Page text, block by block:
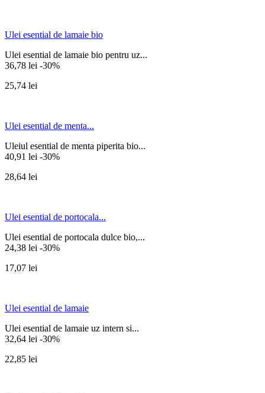
Ulei esential de lamaie bio
Ulei esential de lamaie bio pentru uz...
36,78 lei -30%
25,74 lei
Ulei esential de menta...
Uleiul esential de menta piperita bio...
40,91 lei -30%
28,64 lei
Ulei esential de portocala...
Ulei esential de portocala dulce bio,...
24,38 lei -30%
17,07 lei
Ulei esential de lamaie
Ulei esential de lamaie uz intern si...
32,64 lei -30%
22,85 lei